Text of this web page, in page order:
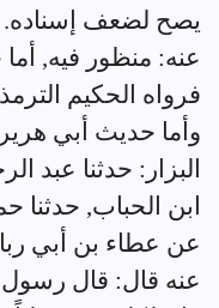
يصح لضعف
عنه: منظور فيه,
فرواه الحكيم
وأما حديث أبي
البزار: حدثنا عبد
ابن الحباب,
عن عطاء بن أبي
عنه قال: قال رسول